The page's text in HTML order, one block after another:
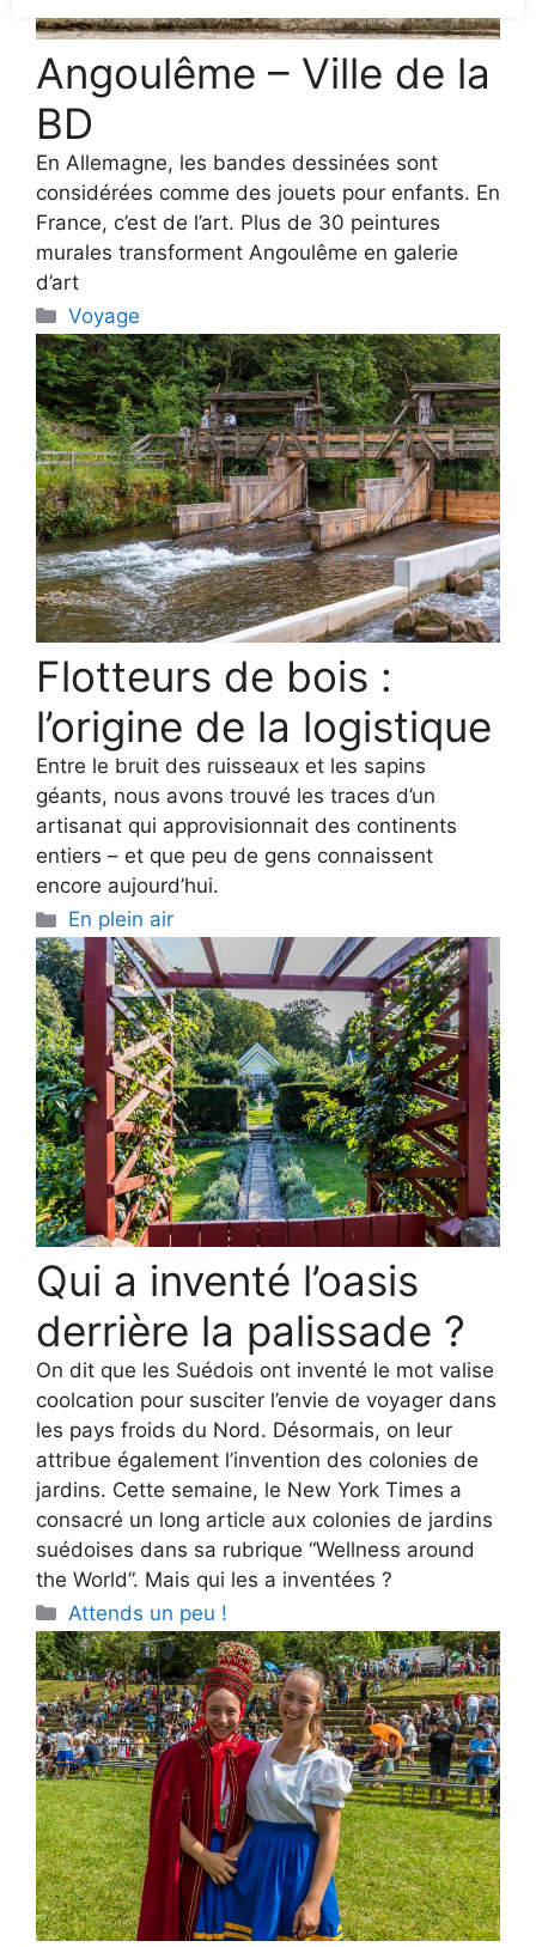
Angoulême – Ville de la
BD
En Allemagne, les bandes dessinées sont
considérées comme des jouets pour enfants. En
France, c’est de l’art. Plus de 30 peintures
murales transforment Angoulême en galerie
d’art
Categories
Voyage
Flotteurs de bois :
l’origine de la logistique
Entre le bruit des ruisseaux et les sapins
géants, nous avons trouvé les traces d’un
artisanat qui approvisionnait des continents
entiers – et que peu de gens connaissent
encore aujourd’hui.
Categories
En plein air
Qui a inventé l’oasis
derrière la palissade ?
On dit que les Suédois ont inventé le mot valise
coolcation pour susciter l’envie de voyager dans
les pays froids du Nord. Désormais, on leur
attribue également l’invention des colonies de
jardins. Cette semaine, le New York Times a
consacré un long article aux colonies de jardins
suédoises dans sa rubrique “Wellness around
the World”. Mais qui les a inventées ?
Categories
Attends un peu !